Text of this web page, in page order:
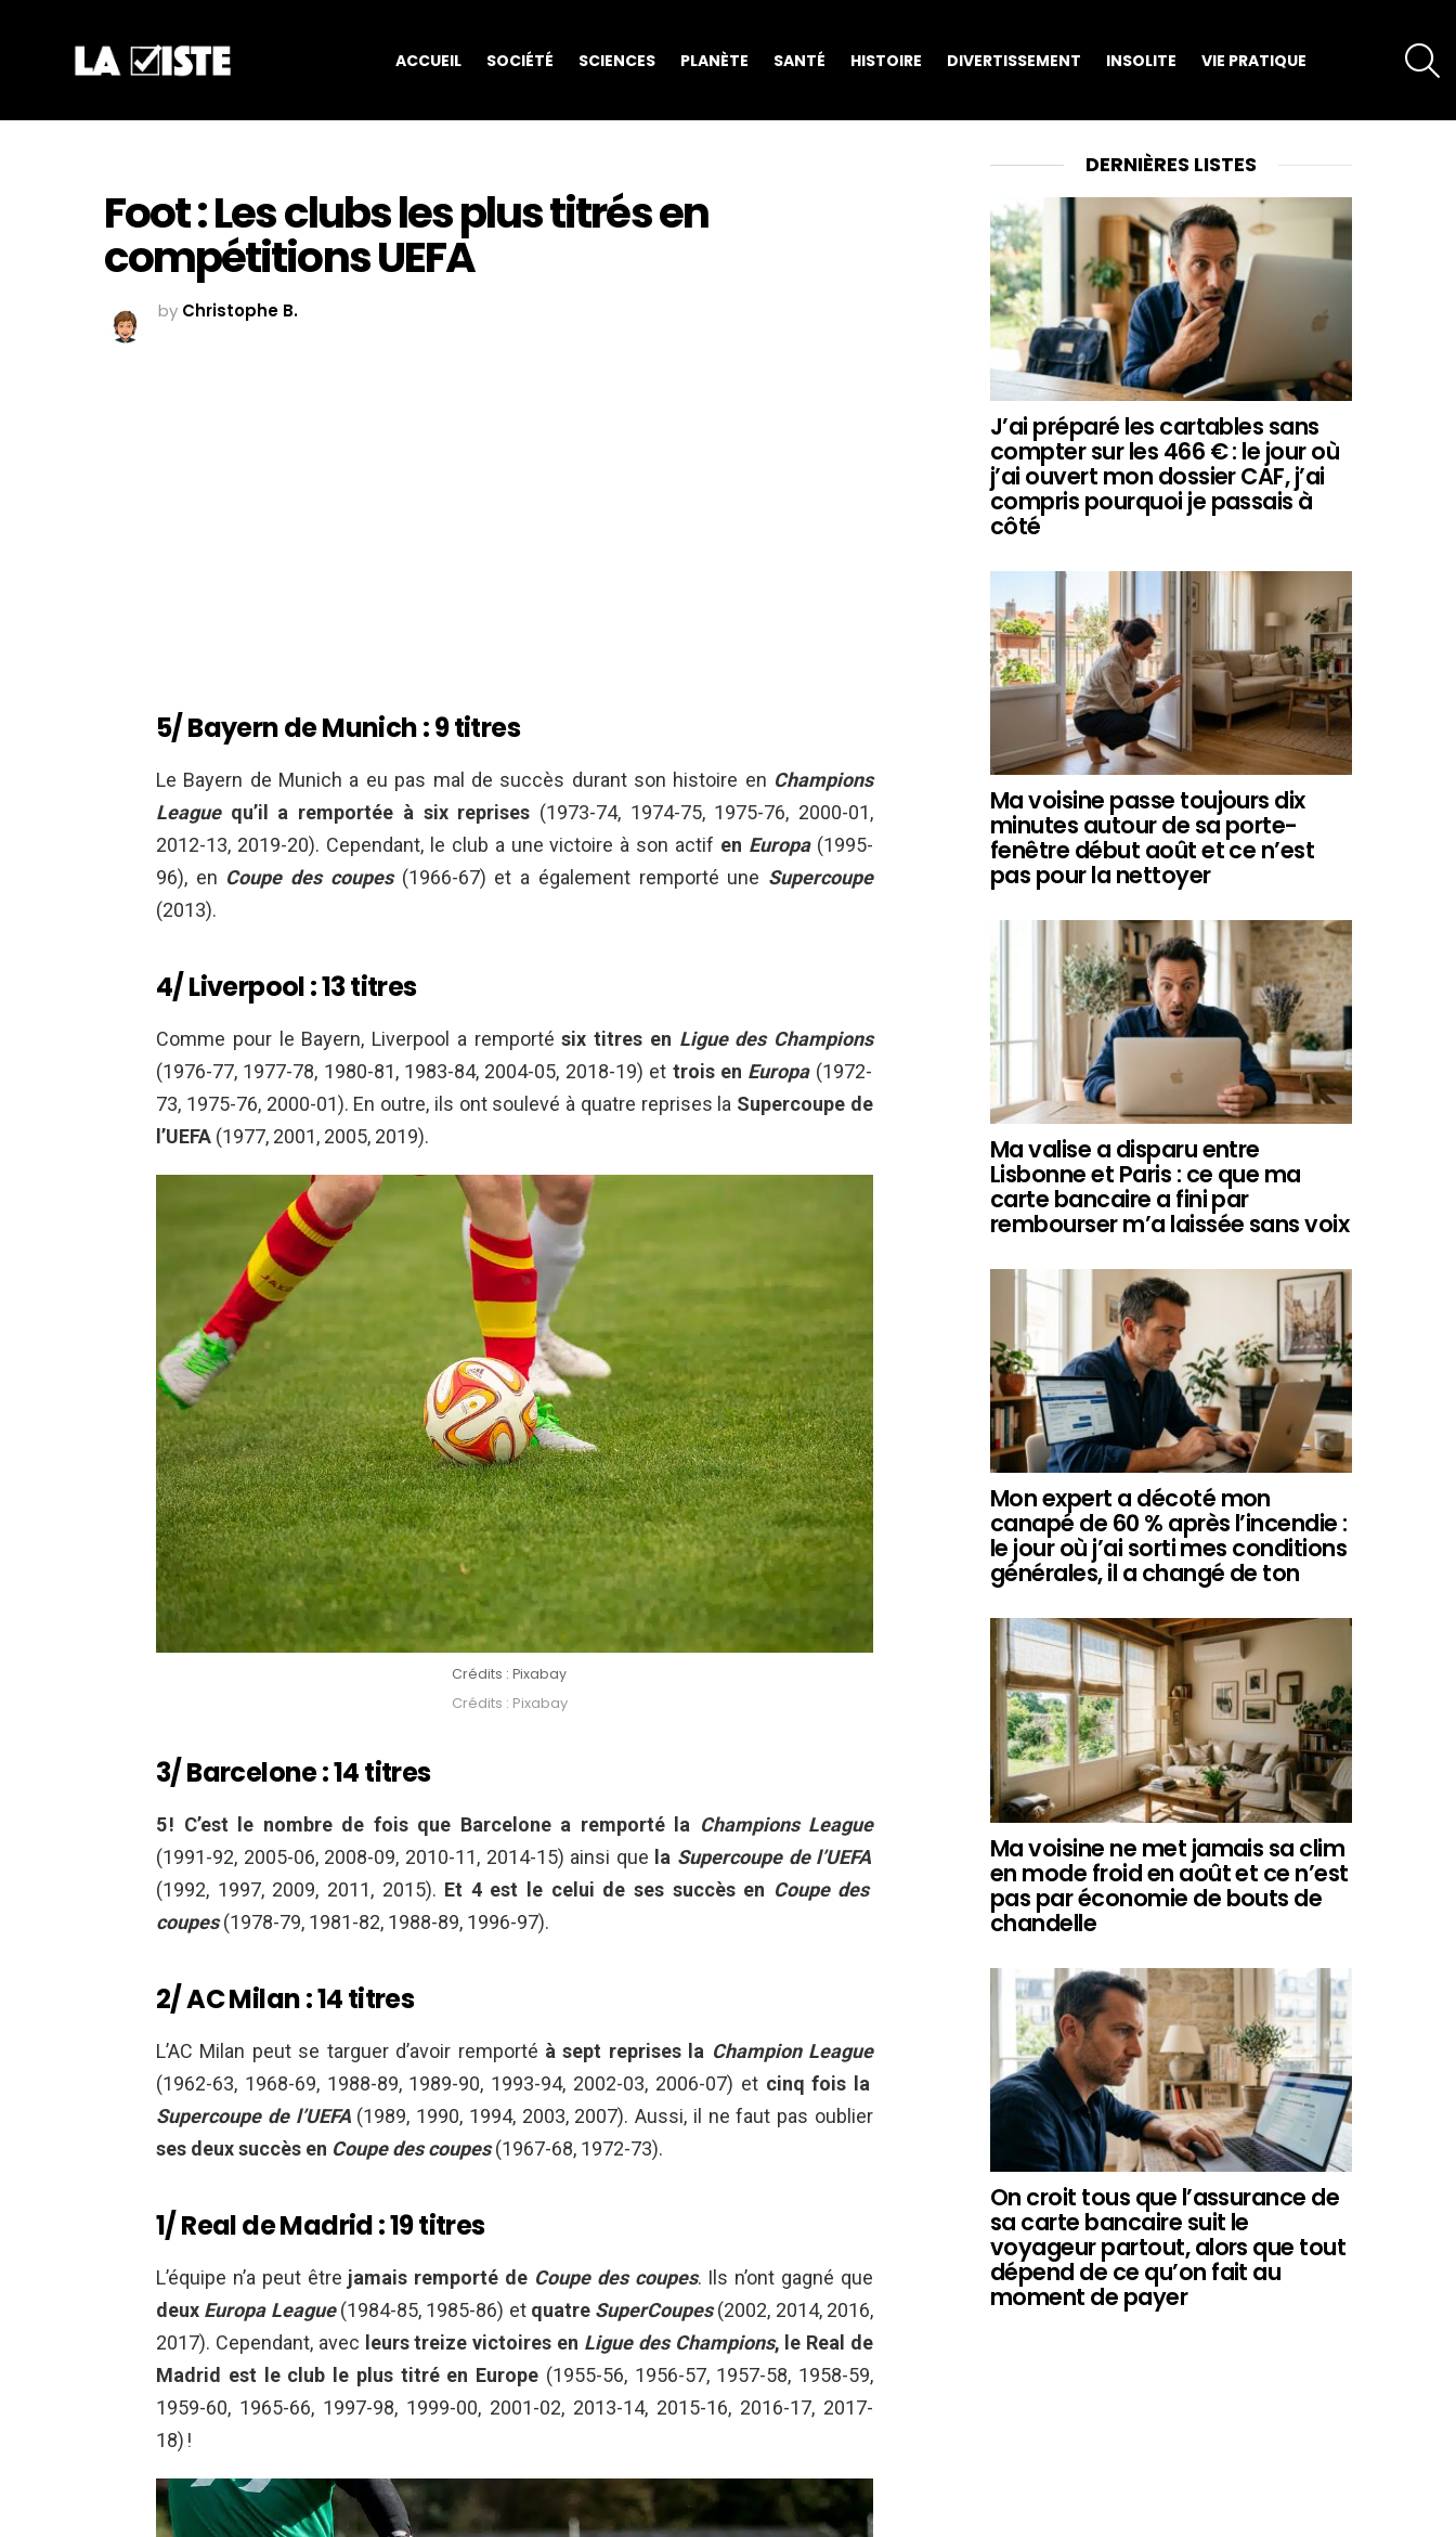
ACCUEIL SOCIÉTÉ SCIENCES PLANÈTE SANTÉ HISTOIRE DIVERTISSEMENT INSOLITE VIE PRATIQUE
Foot : Les clubs les plus titrés en
compétitions UEFA
by Christophe B.
5/ Bayern de Munich : 9 titres
Le Bayern de Munich a eu pas mal de succès durant son histoire en Champions
Leaguequ’il a remportée à six reprises (1973-74, 1974-75, 1975-76, 2000-01,
2012-13, 2019-20). Cependant, le club a une victoire à son actif en Europa (1995-
96), en Coupe des coupes (1966-67) et a également remporté une Supercoupe
(2013).
4/ Liverpool : 13 titres
Comme pour le Bayern, Liverpool a remportésix titres en Ligue des Champions
(1976-77, 1977-78, 1980-81, 1983-84, 2004-05, 2018-19) et trois en Europa(1972-
73, 1975-76, 2000-01). En outre, ils ont soulevé à quatre reprises la Supercoupe de
l’UEFA (1977, 2001, 2005, 2019).
Crédits : Pixabay
Crédits : Pixabay
3/ Barcelone : 14 titres
5 ! C’est le nombre de fois que Barcelone a remporté la Champions League
(1991-92, 2005-06, 2008-09, 2010-11, 2014-15) ainsi que la Supercoupe de l’UEFA
(1992, 1997, 2009, 2011, 2015). Et 4 est le celui de ses succès en Coupe des
coupes(1978-79, 1981-82, 1988-89, 1996-97).
2/ AC Milan : 14 titres
L’AC Milan peut se targuer d’avoir remporté à sept reprises la Champion League
(1962-63, 1968-69, 1988-89, 1989-90, 1993-94, 2002-03, 2006-07) et cinq fois la
Supercoupe de l’UEFA(1989, 1990, 1994, 2003, 2007). Aussi, il ne faut pas oublier
ses deux succès en Coupe des coupes (1967-68, 1972-73).
1/ Real de Madrid : 19 titres
L’équipe n’a peut être jamais remporté de Coupe des coupes. Ils n’ont gagné que
deux Europa League(1984-85, 1985-86) et quatre SuperCoupes(2002, 2014, 2016,
2017). Cependant, avec leurs treize victoires en Ligue des Champions, le Real de
Madrid est le club le plus titré en Europe (1955-56, 1956-57, 1957-58, 1958-59,
1959-60, 1965-66, 1997-98, 1999-00, 2001-02, 2013-14, 2015-16, 2016-17, 2017-
18) !
DERNIÈRES LISTES
J’ai préparé les cartables sans
compter sur les 466 € : le jour où
j’ai ouvert mon dossier CAF, j’ai
compris pourquoi je passais à
côté
Ma voisine passe toujours dix
minutes autour de sa porte-
fenêtre début août et ce n’est
pas pour la nettoyer
Ma valise a disparu entre
Lisbonne et Paris : ce que ma
carte bancaire a fini par
rembourser m’a laissée sans voix
Mon expert a décoté mon
canapé de 60 % après l’incendie :
le jour où j’ai sorti mes conditions
générales, il a changé de ton
Ma voisine ne met jamais sa clim
en mode froid en août et ce n’est
pas par économie de bouts de
chandelle
On croit tous que l’assurance de
sa carte bancaire suit le
voyageur partout, alors que tout
dépend de ce qu’on fait au
moment de payer